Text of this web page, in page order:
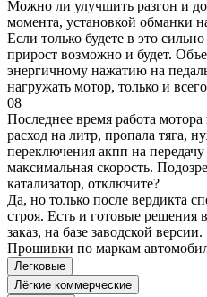
Можно ли улучшить разгон и
момента, установкой обманки
Если только будете в это
прирост возможно и будет.
энергичному нажатию на
нагружать мотор, только и
08
Последнее время работа
расход на литр, пропала тяга,
переключения акпп на
максимальная скорость.
катализатор, отключите?
Да, но только после вердикта
строя. Есть и готовые решения
заказ, на базе заводской версии.
Прошивки по маркам
Легковые
Лёгкие коммерческие